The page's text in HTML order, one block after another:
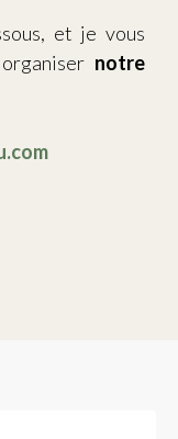
et je vous
notre